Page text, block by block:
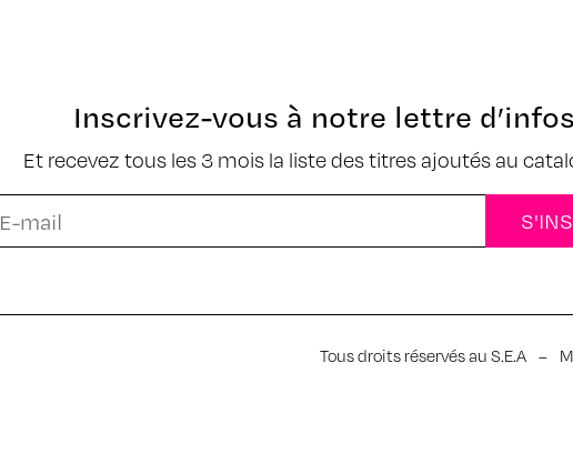
Inscrivez-vous à notre lettre d’infos
Et recevez tous les 3 mois la liste des titres ajoutés au
Tous droits réservés au S.E.A –